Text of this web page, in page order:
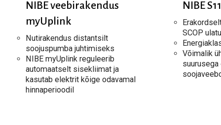
NIBE veebirakendus
myUplink
Nutirakendus distantsilt
soojuspumba juhtimiseks
NIBE myUplink reguleerib
automaatselt sisekliimat ja
kasutab elektrit kõige odavamal
hinnaperioodil
NIBE
SCOP
Võimalik